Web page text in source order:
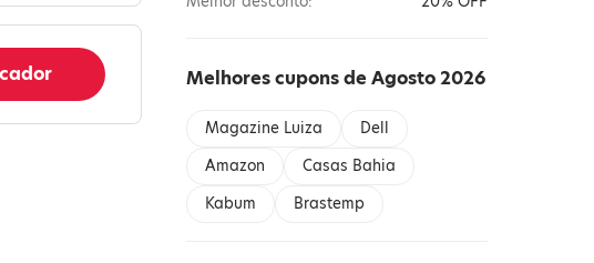
Melhores cupons de Agosto 2026
Magazine Luiza
Dell
Amazon
Casas Bahia
Kabum
Brastemp